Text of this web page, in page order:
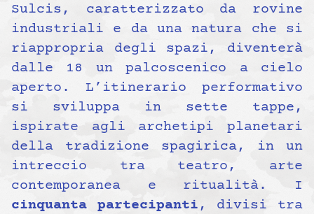
Sulcis, caratterizzato da rovine
industriali e da una natura che si
riappropria degli spazi, diventerà
dalle 18 un palcoscenico a cielo
aperto. L’itinerario performativo
si sviluppa in sette tappe,
ispirate agli archetipi planetari
della tradizione spagirica, in un
intreccio tra teatro, arte
contemporanea e ritualità. I
cinquanta partecipanti , divisi tra